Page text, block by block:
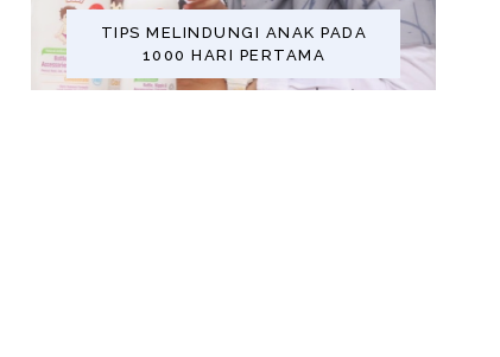
TIPS MELINDUNGI ANAK PADA
1000 HARI PERTAMA